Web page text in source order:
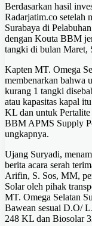
Berdasarkan hasil
Radarjatim.co setelah
Surabaya di
dengan Kouta BBM
tangki di bulan Maret,
Kapten MT. Omega
membenarkan bahwa
kurang 1 tangki
atau kapasitas kapal
KL dan untuk
BBM APMS Supply
ungkapnya.
Ujang Suryadi,
berita acara serah
Arifin, S. Sos, MM,
Solar oleh pihak
MT. Omega Selatan
Bawean sesuai D.O/
248 KL dan Biosolar